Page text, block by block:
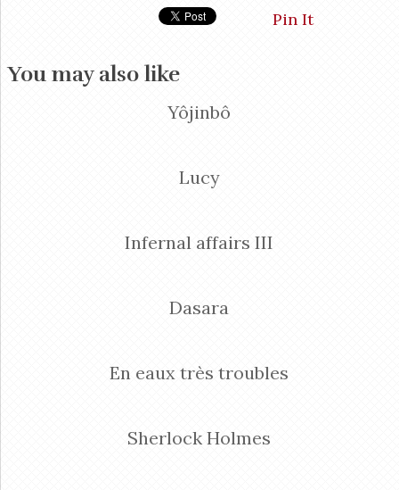
Pin It
You may also like
Yôjinbô
Lucy
Infernal affairs III
Dasara
En eaux très troubles
Sherlock Holmes